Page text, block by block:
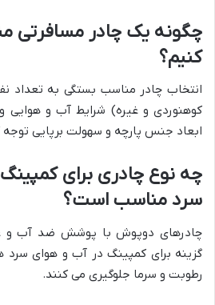
چگونه یک چادر مسافرتی
کنیم؟
انتخاب چادر مناسب بستگی به تعداد
کوهنوردی و غیره) شرایط آب و هوایی
ابعاد جنس پارچه و سهولت برپایی توجه
چه نوع چادری برای
سرد مناسب است؟
چادرهای دوپوش با پوشش ضد آب و
گزینه برای کمپینگ در آب و هوای سرد
رطوبت و سرما جلوگیری می کنند.